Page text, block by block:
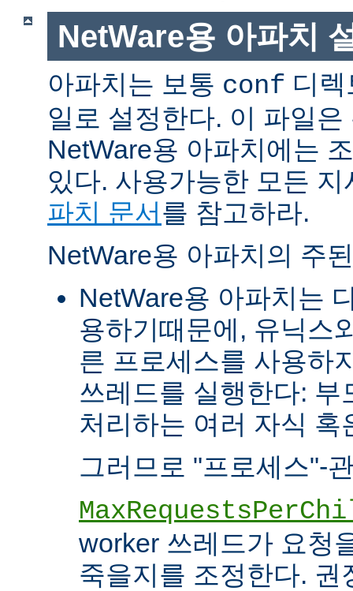
NetWare용 아파치
아파치는 보통 conf 디
일로 설정한다. 이 파일
NetWare용 아파치에는
있다. 사용가능한 모든
파치 문서를 참고하라.
NetWare용 아파치의 주
NetWare용 아파치는
용하기때문에, 유닉스
른 프로세스를 사용하
쓰레드를 실행한다: 부
처리하는 여러 자식 혹
그러므로 "프로세스"-
worker 쓰레드가 요청
죽을지를 조정한다. 권